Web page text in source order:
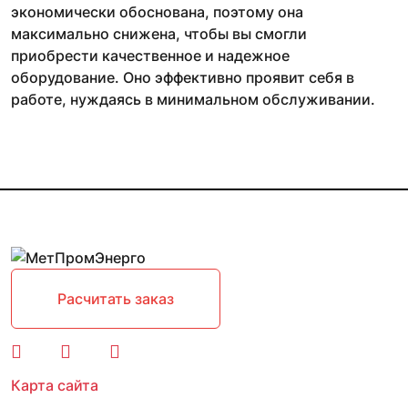
экономически обоснована, поэтому она
максимально снижена, чтобы вы смогли
приобрести качественное и надежное
оборудование. Оно эффективно проявит себя в
работе, нуждаясь в минимальном обслуживании.
Расчитать заказ
Карта сайта